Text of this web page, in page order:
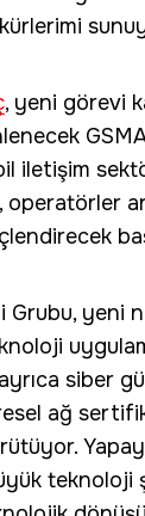
, yeni görevi
iletişim
operatörler
Grubu, yeni
siber
ağ